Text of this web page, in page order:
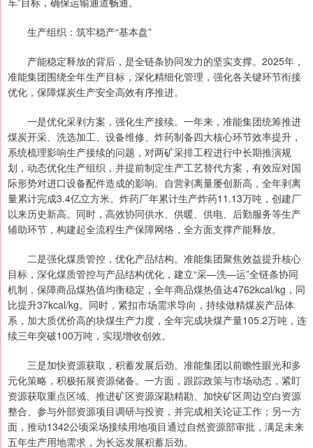
生产组织：筑牢稳产“基本盘”
产能稳定释放的背后，是全链条协同发力的坚实支撑。2025年，
准能集团围绕全年生产目标，深化精细化管理，强化各关键环节衔接
优化，保障煤炭生产安全高效有序推进。
一是优化采剥方案，强化生产接续。一年来，准能集团统筹推进
煤炭开采、洗选加工、设备维修、炸药制备四大核心环节效率提升，
系统梳理影响生产接续的问题，对两矿采排工程进行中长期推演规
划，动态优化生产组织，并提前制定生产工艺替代方案，有效应对国
际形势对进口设备配件造成的影响。自营剥离量屡创新高，全年剥离
量累计完成3.4亿立方米。炸药厂年累计生产炸药11.13万吨，创建厂
以来历史新高。同时，高效协同供水、供暖、供电、后勤服务等生产
辅助环节，构建起全流程生产保障网络，全方面支撑产能释放。
二是强化煤质管控，优化产品结构。准能集团聚焦效益提升核心
目标，深化煤质管控与产品结构优化，建立“采—洗—运”全链条协同
机制，保障商品煤热值均衡稳定，全年商品煤热值达4762kcal/kg，同
比提升37kcal/kg。同时，紧扣市场需求导向，持续做精煤炭产品体
系，加大质优价高的块煤生产力度，全年完成块煤产量105.2万吨，连
续三年突破100万吨，实现增收创效。
三是加快资源获取，积蓄发展后劲。准能集团以前瞻性眼光和多
元化策略，积极拓展资源储备。一方面，跟踪政策与市场动态，紧盯
资源获取重点区域、推进矿区资源深勘精勘、加快矿区周边空白资源
整合、参与外部资源项目调研与投资，并完成相关论证工作；另一方
面，推动1342公顷采场接续用地项目通过自然资源部审批，满足未来
五年生产用地需求，为长远发展积蓄后劲。